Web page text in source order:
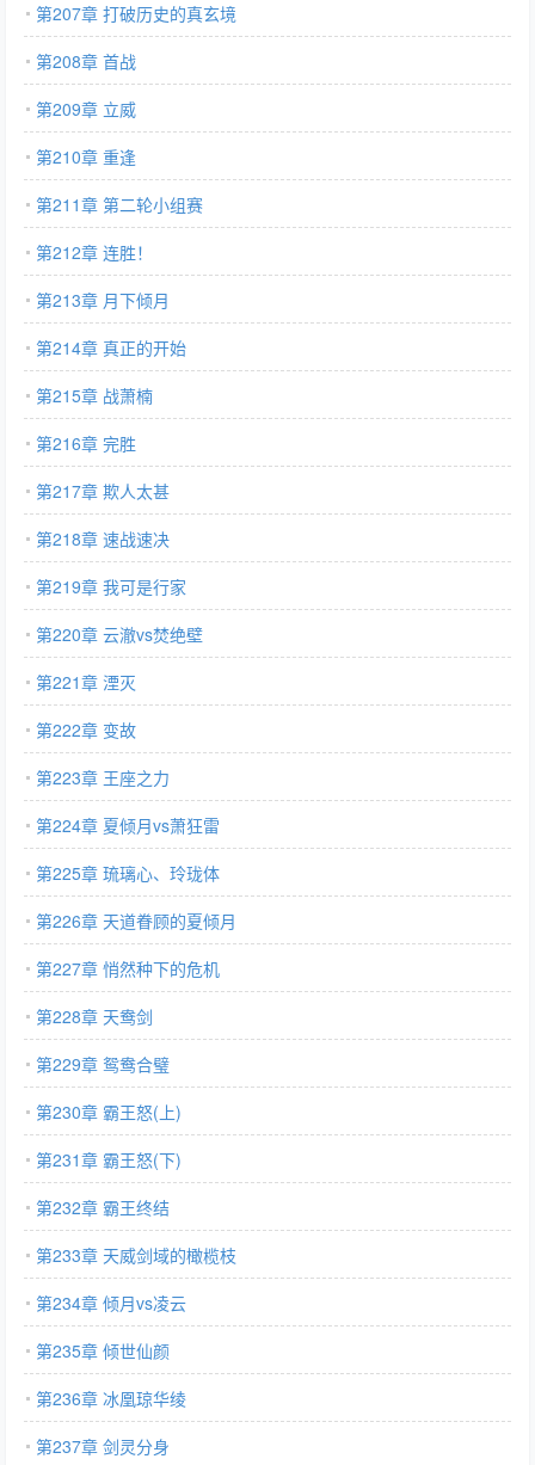
第207章 打破历史的真玄境
第208章 首战
第209章 立威
第210章 重逢
第211章 第二轮小组赛
第212章 连胜！
第213章 月下倾月
第214章 真正的开始
第215章 战萧楠
第216章 完胜
第217章 欺人太甚
第218章 速战速决
第219章 我可是行家
第220章 云澈vs焚绝壁
第221章 湮灭
第222章 变故
第223章 王座之力
第224章 夏倾月vs萧狂雷
第225章 琉璃心、玲珑体
第226章 天道眷顾的夏倾月
第227章 悄然种下的危机
第228章 天鸯剑
第229章 鸳鸯合璧
第230章 霸王怒(上)
第231章 霸王怒(下)
第232章 霸王终结
第233章 天威剑域的橄榄枝
第234章 倾月vs凌云
第235章 倾世仙颜
第236章 冰凰琼华绫
第237章 剑灵分身